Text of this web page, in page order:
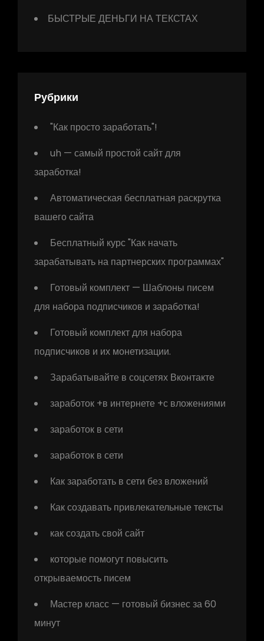
БЫСТРЫЕ ДЕНЬГИ НА ТЕКСТАХ
Рубрики
"Как просто заработать"!
uh — самый простой сайт для
заработка!
Автоматическая бесплатная раскрутка
вашего сайта
Бесплатный курс "Как начать
зарабатывать на партнерских программах"
Готовый комплект — Шаблоны писем
для набора подписчиков и заработка!
Готовый комплект для набора
подписчиков и их монетизации.
Зарабатывайте в соцсетях Вконтакте
заработок +в интернете +с вложениями
заработок в сети
заработок в сети
Как заработать в сети без вложений
Как создавать привлекательные тексты
как создать свой сайт
которые помогут повысить
открываемость писем
Мастер класс — готовый бизнес за 60
минут